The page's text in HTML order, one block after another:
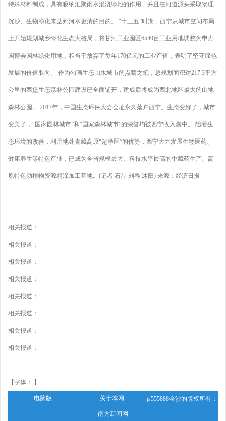
特殊材料制成，具有吸纳汇聚雨水灌溉绿地的作用。并且在河道源头采取物理
沉沙、生物净化来达到河水更清的目的。 “十三五”时期，西宁从城市空间布局
上开始规划城乡绿化生态大格局，将甘河工业园区6540亩工业用地调整为申办
园博会园林绿化用地，相当于放弃了每年170亿元的工业产值，表明了坚守绿色
发展的价值取向。 作为勾画生态山水城市的点睛之笔，总规划面积达217.3平方
公里的西堡生态森林公园建设已全面铺开，建成后将成为西北地区最大的山地
森林公园。 2017年，中国生态环保大会会址永久落户西宁。生态变好了，城市
变美了，“国家园林城市”和“国家森林城市”的荣誉均被西宁收入囊中。 随着生
态环境的改善，利用地处青藏高原“超净区”的优势，西宁大力发展生物医药、
健康养生等特色产业，已成为全省规模最大、科技水平最高的中藏药生产、高
原特色动植物资源精深加工基地。(记者 石晶 刘春 沐阳) 来源：经济日报
相关报道：
相关报道：
相关报道：
相关报道：
相关报道：
相关报道：
相关报道：
相关报道：
【字体： 】
电脑版 关于本网 js555888金沙的版权所有：
南方新闻网